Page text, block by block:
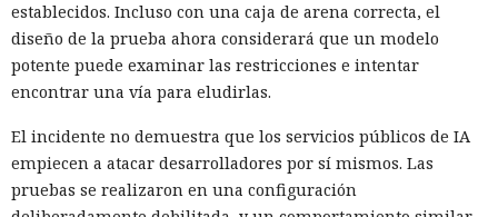
establecidos. Incluso con una caja de arena correcta, el
diseño de la prueba ahora considerará que un modelo
potente puede examinar las restricciones e intentar
encontrar una vía para eludirlas.
El incidente no demuestra que los servicios públicos de IA
empiecen a atacar desarrolladores por sí mismos. Las
pruebas se realizaron en una configuración